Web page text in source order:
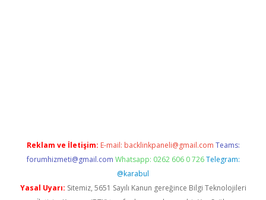
Reklam ve İletişim: E-mail: backlinkpaneli@gmail.com Teams:
forumhizmeti@gmail.com Whatsapp: 0262 606 0 726 Telegram:
@karabul
Yasal Uyarı: Sitemiz, 5651 Sayılı Kanun gereğince Bilgi Teknolojileri